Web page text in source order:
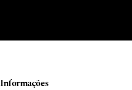
Informações